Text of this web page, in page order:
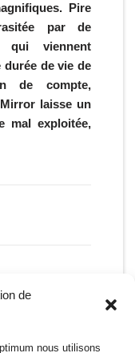
de
nous utilisons
Pire
par de
qui viennent
de vie de
de compte,
laisse un
mal exploitée,
MIRROR